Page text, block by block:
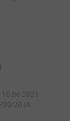
20 (A